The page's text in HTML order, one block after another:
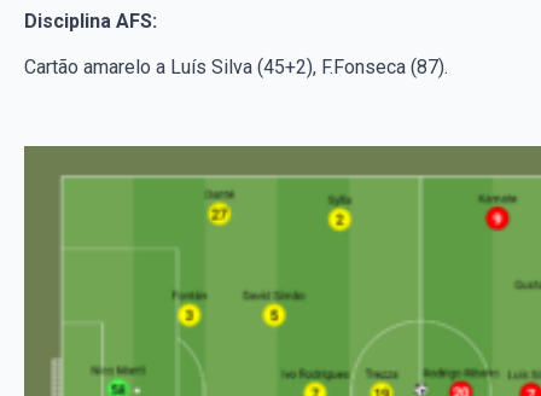
Disciplina AFS:
Cartão amarelo a Luís Silva (45+2), F.Fonseca (87).